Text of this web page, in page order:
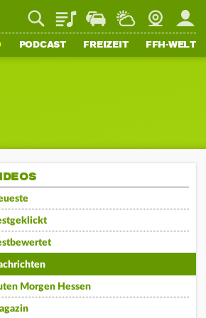
PlaylistStaupilotWetterWebcamMein
PODCAST FREIZEIT FFH-WELT
Morgen Hessen